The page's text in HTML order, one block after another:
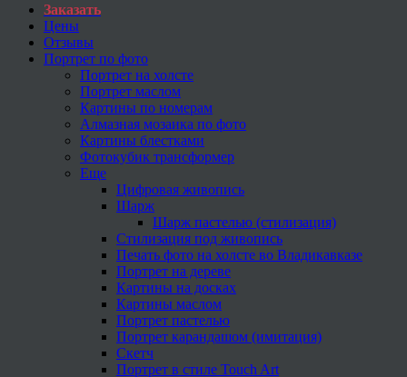
Заказать
Цены
Отзывы
Портрет по фото
Портрет на холсте
Портрет маслом
Картины по номерам
Алмазная мозаика по фото
Картины блестками
Фотокубик трансформер
Еще
Цифровая живопись
Шарж
Шарж пастелью (стилизация)
Стилизация под живопись
Печать фото на холсте во Владикавказе
Портрет на дереве
Картины на досках
Картины маслом
Портрет пастелью
Портрет карандашом (имитация)
Скетч
Портрет в стиле Touch Art